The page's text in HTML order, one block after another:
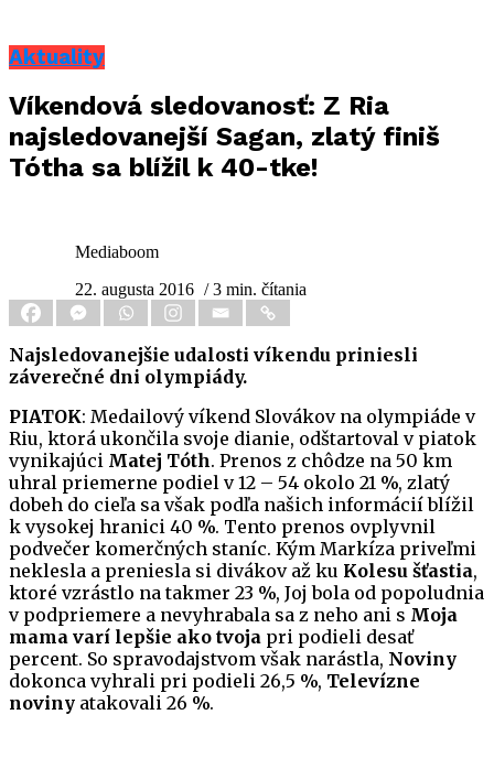
Aktuality
Víkendová sledovanosť: Z Ria
najsledovanejší Sagan, zlatý finiš
Tótha sa blížil k 40-tke!
Mediaboom
22. augusta 2016 / 3 min. čítania
Najsledovanejšie udalosti víkendu priniesli
záverečné dni olympiády.
PIATOK: Medailový víkend Slovákov na olympiáde v
Riu, ktorá ukončila svoje dianie, odštartoval v piatok
vynikajúci Matej Tóth. Prenos z chôdze na 50 km
uhral priemerne podiel v 12 – 54 okolo 21 %, zlatý
dobeh do cieľa sa však podľa našich informácií blížil
k vysokej hranici 40 %. Tento prenos ovplyvnil
podvečer komerčných staníc. Kým Markíza priveľmi
neklesla a preniesla si divákov až ku Kolesu šťastia,
ktoré vzrástlo na takmer 23 %, Joj bola od popoludnia
v podpriemere a nevyhrabala sa z neho ani s Moja
mama varí lepšie ako tvoja pri podieli desať
percent. So spravodajstvom však narástla, Noviny
dokonca vyhrali pri podieli 26,5 %, Televízne
noviny atakovali 26 %.